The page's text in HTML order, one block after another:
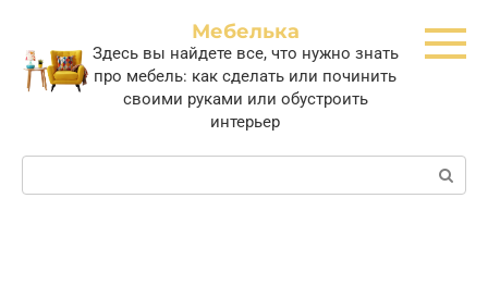
контенту
Мебелька
Здесь вы найдете все, что нужно знать
про мебель: как сделать или починить
своими руками или обустроить
интерьер
Поиск: